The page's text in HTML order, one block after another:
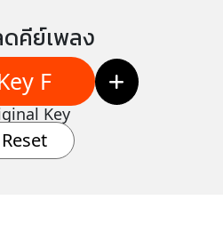
คีย์เพลง
F
Key
Reset